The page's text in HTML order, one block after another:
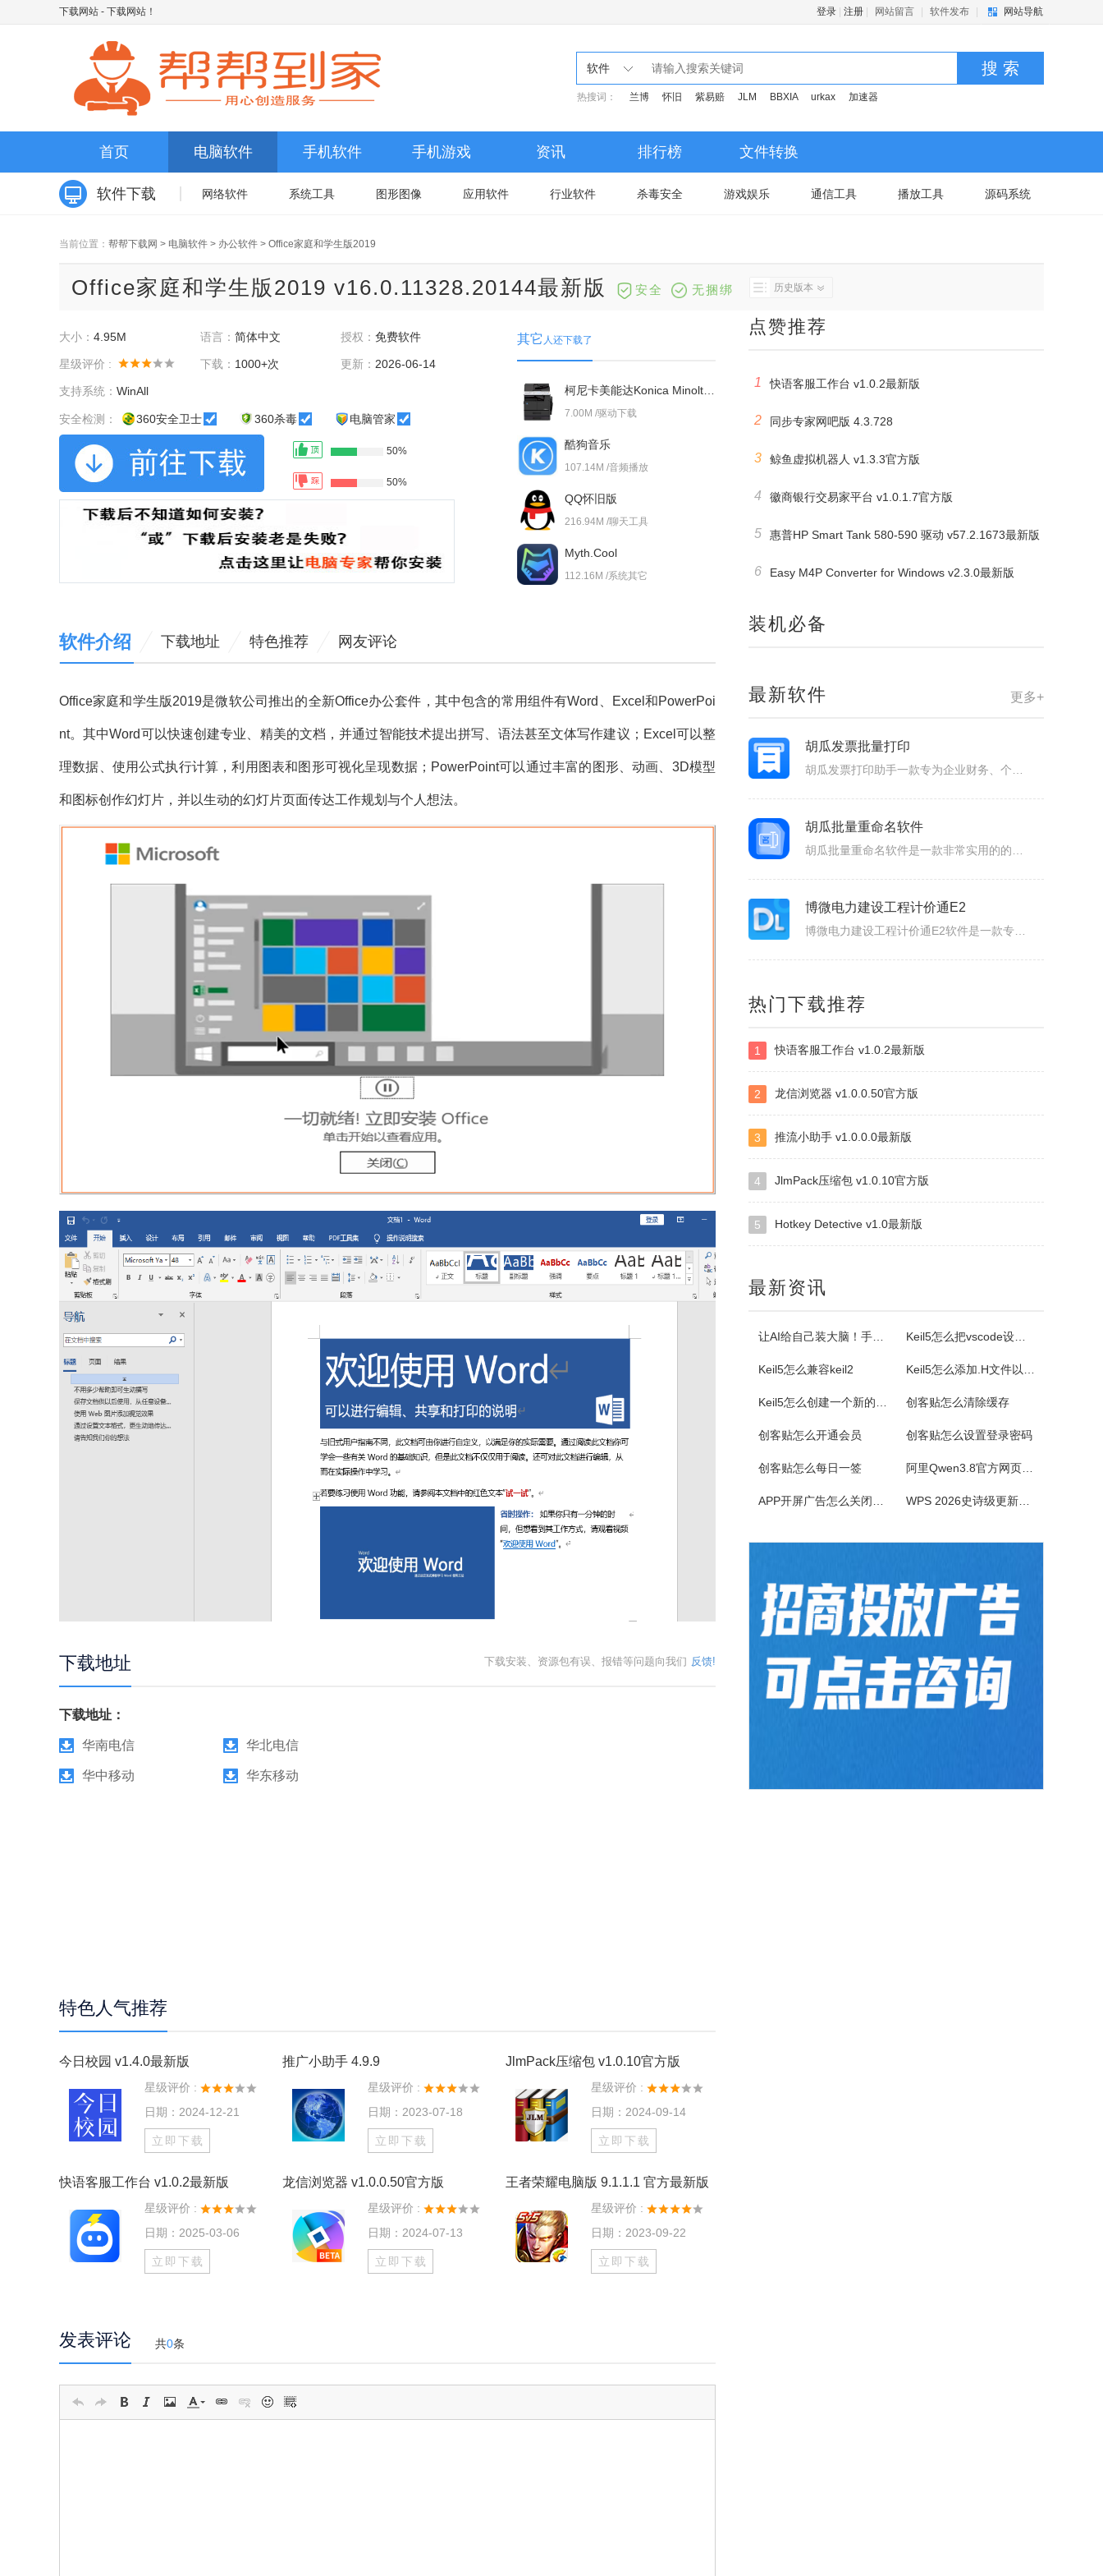
下载网站 - 下载网站！ 登录 注册 网站留言 软件发布 网站导航
软件 搜 索
热搜词： 兰博 怀旧 紫易赔 JLM BBXIA urkax 加速器
首页 电脑软件 手机软件 手机游戏 资讯 排行榜 文件转换
软件下载 网络软件 系统工具 图形图像 应用软件 行业软件 杀毒安全 游戏娱乐 通信工具 播放工具 源码系统
当前位置： 帮帮下载网 > 电脑软件 > 办公软件 > Office家庭和学生版2019
Office家庭和学生版2019 v16.0.11328.20144最新版 安全 无捆绑 历史版本
大小： 4.95M 语言： 简体中文 授权：免费软件
星级评价 : 下载： 1000+次 更新： 2026-06-14
支持系统： WinAll
安全检测： 360安全卫士 360杀毒 电脑管家
50%
50%
其它 人还下载了
7.00M /驱动下载
酷狗音乐
107.14M /音频播放
QQ怀旧版
216.94M /聊天工具
Myth.Cool
112.16M /系统其它
软件介绍 下载地址 特色推荐 网友评论
Office家庭和学生版2019是微软公司推出的全新Office办公套件，其中包含的常用组件有Word、Excel和PowerPoi
nt。其中Word可以快速创建专业、精美的文档，并通过智能技术提出拼写、语法甚至文体写作建议；Excel可以整
理数据、使用公式执行计算，利用图表和图形可视化呈现数据；PowerPoint可以通过丰富的图形、动画、3D模型
和图标创作幻灯片，并以生动的幻灯片页面传达工作规划与个人想法。
下载地址 下载安装、资源包有误、报错等问题向我们 反馈!
下载地址：
华南电信 华北电信
华中移动 华东移动
特色人气推荐
今日校园 v1.4.0最新版
星级评价 :
日期：2024-12-21
立即下载
推广小助手 4.9.9
星级评价 :
日期：2023-07-18
立即下载
JlmPack压缩包 v1.0.10官方版
星级评价 :
日期：2024-09-14
立即下载
快语客服工作台 v1.0.2最新版
星级评价 :
日期：2025-03-06
立即下载
龙信浏览器 v1.0.0.50官方版
星级评价 :
日期：2024-07-13
立即下载
王者荣耀电脑版 9.1.1.1 官方最新版
星级评价 :
日期：2023-09-22
立即下载
发表评论 共0条
点赞推荐
1 快语客服工作台 v1.0.2最新版
2 同步专家网吧版 4.3.728
3 鲸鱼虚拟机器人 v1.3.3官方版
4 徽商银行交易家平台 v1.0.1.7官方版
5 惠普HP Smart Tank 580-590 驱动 v57.2.1673最新版
6 Easy M4P Converter for Windows v2.3.0最新版
装机必备
更多+
最新软件
AiPPT专家
AiPPT专家软件是一款智能创新的PPT制作工具，致力于为广大用户提供便捷、高效的PPT制作体验。作为一款人工智能助手，软件具备一键生成PPT、智能生成大纲、海量模板和素材可以选择以及文档后台管理等功能，让您轻松应对各种演示场景，提升工作效率。1.一键生成PPT：只需输入主题、关键词和要点，系统便会...
胡瓜发票批量打印
胡瓜批量重命名软件
胡瓜批量重命名软件是一款非常实用的的文件管理工具，软件功能强大，操作简单易用，支持Windows平台，并且兼容多种文件系统，支持批量修改文件名，提供批量修改文件名、提取文件名、新建文件夹等多种操作，满足用户多样化的需求，大大的提高工作效率，感兴趣的小伙伴赶快下载使用吧！胡瓜批量重命名软件功能1、批量...
NirSoft SmartSniff
格尔维一键建站软件
OfflineCommander是一个网页抓取工具，支持FILE、HTTP、HTTPS、FTP协议和Proxy，还可以对抓取回来的网页资料做关键字、网址、标题、内文、文件大小、格式、文件修改日期等检索设置。
电小二成套报价元件选型软件
热门下载推荐
1 快语客服工作台 v1.0.2最新版
2 龙信浏览器 v1.0.0.50官方版
3 推流小助手 v1.0.0.0最新版
4 JlmPack压缩包 v1.0.10官方版
5 Hotkey Detective v1.0最新版
最新资讯
让AI给自己装大脑！手把手教你学会安装使用Agent Skill Keil5怎么把vscode设置外部编辑器
Keil5怎么兼容keil2 Keil5怎么添加.H文件以及Keil5添加.H文件的方法
Keil5怎么创建一个新的51单片机项目 创客贴怎么清除缓存
创客贴怎么开通会员 创客贴怎么设置登录密码
创客贴怎么每日一签 阿里Qwen3.8官方网页版入口
APP开屏广告怎么关闭？3招彻底关闭跳转 WPS 2026史诗级更新！重构存储管理，深度融合AI应用